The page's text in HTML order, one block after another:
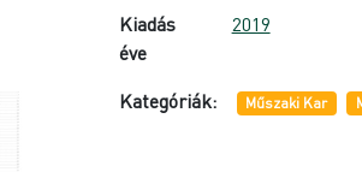
Kiadás
éve
2019
Kategóriák: Műszaki Kar